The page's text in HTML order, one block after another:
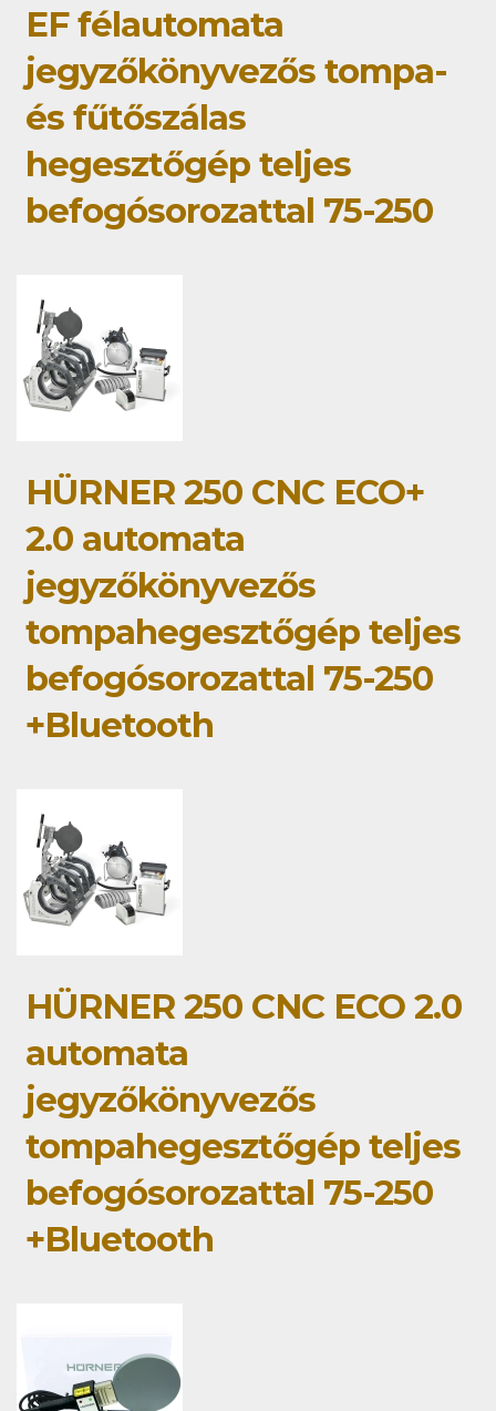
EF félautomata
jegyzőkönyvezős tompa-
és fűtőszálas
hegesztőgép teljes
befogósorozattal 75-250
HÜRNER 250 CNC ECO+
2.0 automata
jegyzőkönyvezős
tompahegesztőgép teljes
befogósorozattal 75-250
+Bluetooth
HÜRNER 250 CNC ECO 2.0
automata
jegyzőkönyvezős
tompahegesztőgép teljes
befogósorozattal 75-250
+Bluetooth